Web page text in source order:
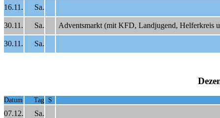
16.11. Sa.
30.11. Sa. Adventsmarkt (mit KFD, Landjugend, Helferkreis
30.11. Sa.
Datum Tag S
07.12. Sa.